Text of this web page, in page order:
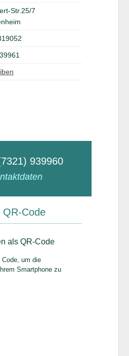
Str.25/7
939960
QR-Code
um die
Smartphone zu